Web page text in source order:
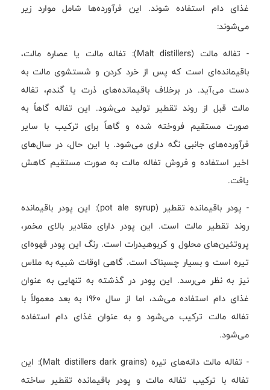
غذای دام استفاده شوند. این فرآورده‌ها شامل موارد زیر
می‌شوند:
- تفاله مالت (Malt distillers): تفاله مالت یا عصاره مالت،
باقیمانده‌ای است که پس از خرد کردن و شستشوی مالت به
دست می‌آید. در برخلاف باقیمانده‌های ذرت یا گندم، تفاله
مالت قبل از روند تقطیر تولید می‌شود. این تفاله گاهاً به
صورت مستقیم فروخته شده و گاهاً برای ترکیب با سایر
فرآورده‌های جانبی نگه داری می‌شود. با این حال، در سال‌های
اخیر استفاده و فروش تفاله مالت به صورت مستقیم کاهش
یافت.
- پودر باقیمانده تقطیر (pot ale syrup): این پودر باقیمانده
روند تقطیر مالت است. این پودر دارای مقادیر بالای مخمر،
پروتئین‌های محلول و کربوهیدرات است. رنگ این پودر قهوه‌ای
تیره است و بسیار چسبناک است. گاهی اوقات شبیه به ملاس
نیز به نظر می‌رسد. این پودر در گذشته به تنهایی به عنوان
غذای دام استفاده می‌شد، اما از سال ۱۹۶۰ به بعد معمولاً با
تفاله مالت ترکیب می‌شود و به عنوان غذای دام استفاده
می‌شود.
- تفاله مالت دانه‌های تیره (Malt distillers dark grains): این
تفاله با ترکیب تفاله مالت و پودر باقیمانده تقطیر ساخته